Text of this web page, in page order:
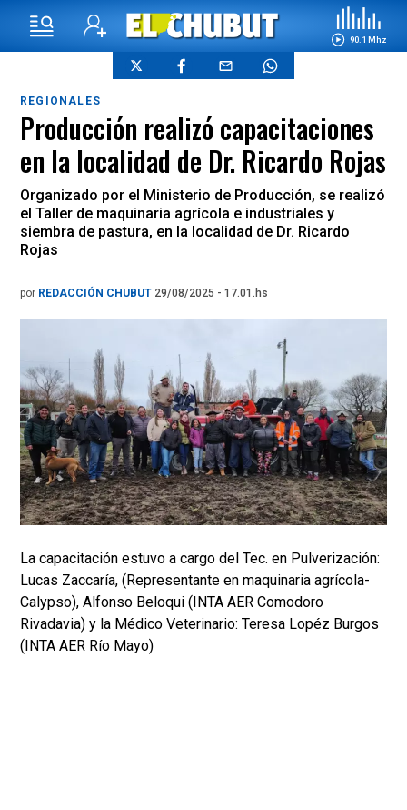
90.1 Mhz
REGIONALES
Producción realizó capacitaciones
en la localidad de Dr. Ricardo Rojas
Organizado por el Ministerio de Producción, se realizó
el Taller de maquinaria agrícola e industriales y
siembra de pastura, en la localidad de Dr. Ricardo
Rojas
por REDACCIÓN CHUBUT 29/08/2025 - 17.01.hs
La capacitación estuvo a cargo del Tec. en Pulverización:
Lucas Zaccaría, (Representante en maquinaria agrícola-
Calypso), Alfonso Beloqui (INTA AER Comodoro
Rivadavia) y la Médico Veterinario: Teresa Lopéz Burgos
(INTA AER Río Mayo)